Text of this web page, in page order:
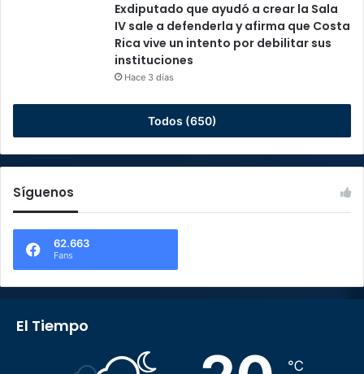
Exdiputado que ayudó a crear la Sala
IV sale a defenderla y afirma que Costa
Rica vive un intento por debilitar sus
instituciones
Hace 3 días
Todos (650)
Síguenos
62.663
Fans
El Tiempo
℃